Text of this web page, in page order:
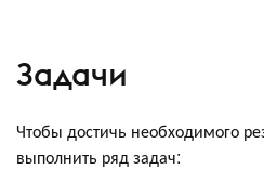
Задачи
Чтобы достичь необходимого
выполнить ряд задач: